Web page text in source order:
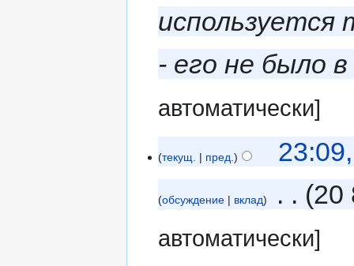
используется
- его не было в
автоматически]
текущ. пред.
обсуждение вклад 20
автоматически]